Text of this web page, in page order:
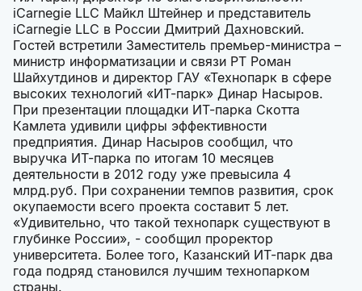
iCarnegie LLC Майкл Штейнер и представитель
iCarnegie LLC в России Дмитрий Дахновский.
Гостей встретили Заместитель премьер-министра –
министр информатизации и связи РТ Роман
Шайхутдинов и директор ГАУ «Технопарк в сфере
высоких технологий «ИТ-парк» Динар Насыров.
При презентации площадки ИТ-парка Скотта
Камлета удивили цифры эффективности
предприятия. Динар Насыров сообщил, что
выручка ИТ-парка по итогам 10 месяцев
деятельности в 2012 году уже превысила 4
млрд.руб. При сохранении темпов развития, срок
окупаемости всего проекта составит 5 лет.
«Удивительно, что такой технопарк существуют в
глубинке России», - сообщил проректор
университета. Более того, Казанский ИТ-парк два
года подряд становился лучшим технопарком
страны.